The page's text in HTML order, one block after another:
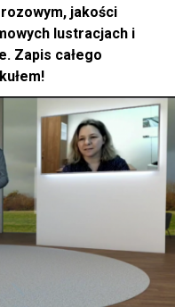
jakości
lustracjach i
Zapis całego